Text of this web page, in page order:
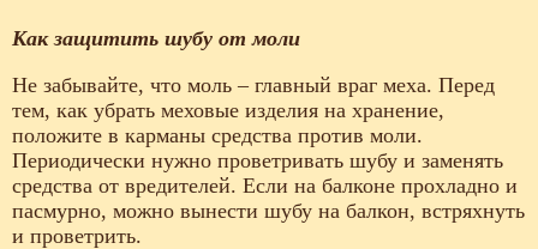
Как защитить шубу от моли
Не забывайте, что моль – главный враг меха. Перед
тем, как убрать меховые изделия на хранение,
положите в карманы средства против моли.
Периодически нужно проветривать шубу и заменять
средства от вредителей. Если на балконе прохладно и
пасмурно, можно вынести шубу на балкон, встряхнуть
и проветрить.